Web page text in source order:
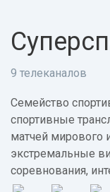
9 телеканалов
Семейство
спортивные
матчей мирового
экстремальные
соревнования,